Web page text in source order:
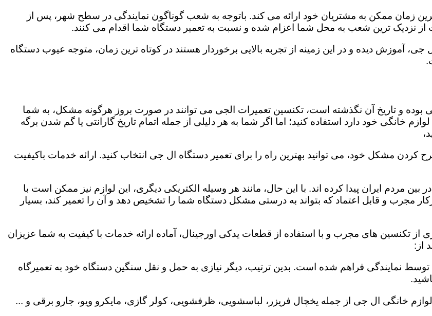
زمان ممکن به مشتریان خود ارائه می کند. باتوجه به شعب گوناگون نمایندگی در سطح شهر، پس از
از نزدیک ترین شعب به محل شما اعزام شده و نسبت به تعمیر دستگاه شما اقدام می کنند.
جی، آموزش دیده و در این زمینه از تجربه بالایی برخوردار هستند در کوتاه ترین زمان، متوجه عیوب دستگاه
و تاریخ آن نگذشته است، تکنسین تعمیرات الجی می توانند در صورت بروز هرگونه مشکل، به شما
خانگی خود دارد استفاده کنید؛ اما اگر شما به هر دلیلی از جمله اتمام تاریخ گارانتی یا گم شدن برگه
مشکل خود، می توانید بهترین راه را برای تعمیر دستگاه ال جی انتخاب کنید. ارائه خدمات باکیفیت
بین مردم ایران پیدا کرده اند. با این حال، مانند هر وسیله الکتریکی دیگری، این لوازم نیز ممکن است با
مجرب و قابل اعتماد که بتواند به درستی مشکل دستگاه شما را تشخیص دهد و آن را تعمیر کند، بسیار
از تکنسین های مجرب و با استفاده از قطعات یدکی اورجینال، آماده ارائه خدمات با کیفیت به شما عزیزان
از:
نمایندگی فراهم شده است. بدین ترتیب، دیگر نیازی به حمل و نقل سنگین دستگاه خود به تعمیرگاه
خانگی ال جی از جمله یخچال فریزر، لباسشویی، ظرفشویی، کولر گازی، مایکرو ویو، جارو برقی و ...